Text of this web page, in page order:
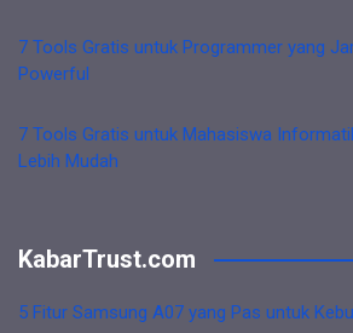
7 Tools Gratis untuk Programmer yang
Powerful
7 Tools Gratis untuk Mahasiswa
Lebih Mudah
KabarTrust.com
5 Fitur Samsung A07 yang Pas untuk